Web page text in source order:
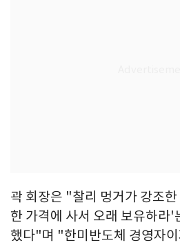
곽 회장은 "찰리 멍거가 강조
한 가격에 사서 오래 보유하라'
했다"며 "한미반도체 경영자